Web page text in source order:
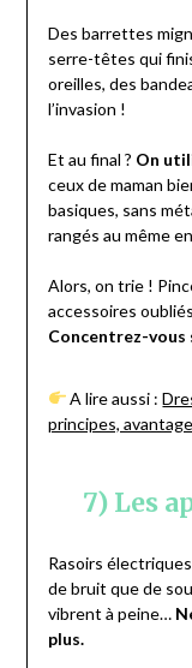
Des barrettes
serre-têtes qui
oreilles, des
l’invasion !
Et au final ? On
ceux de maman
basiques, sans
rangés au même
Alors, on trie !
accessoires
Concentrez-vous
A lire aussi :
principes,
7) Les
Rasoirs
de bruit que de
vibrent à peine…
plus.